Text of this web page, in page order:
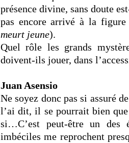
présence divine, sans doute
pas encore arrivé à la
meurt jeune).
Quel rôle les grands
doivent-ils jouer, dans
Juan Asensio
Ne soyez donc pas si assuré
l’ai dit, il se pourrait bien
si…C’est peut-être un des
imbéciles me reprochent